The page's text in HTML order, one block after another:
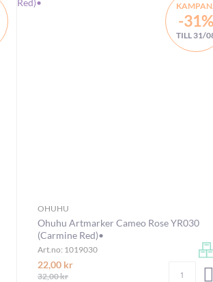
LÄGG I VARUKORGEN
-31%
TILL 31/
OHUHU
Ohuhu Artmarker Cameo Rose YR030
(Carmine Red)•
Art.no: 1019030
22,00 kr
32,00 kr